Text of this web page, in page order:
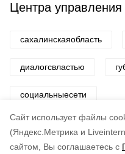
Cайт использует файлы
(Яндекс.Метрика и
сайтом, Вы соглашаетесь с
Центра управления
сахалинскаяобласть
диалогсвластью
социальныесети
Авторы: Департамент